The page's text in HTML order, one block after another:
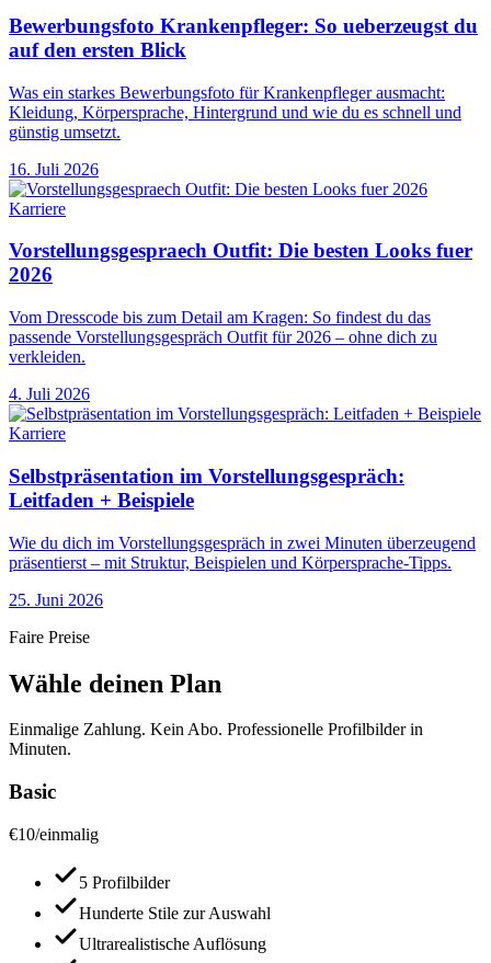
Bewerbungsfoto Krankenpfleger: So ueberzeugst du
auf den ersten Blick
Was ein starkes Bewerbungsfoto für Krankenpfleger ausmacht:
Kleidung, Körpersprache, Hintergrund und wie du es schnell und
günstig umsetzt.
16. Juli 2026
Karriere
Vorstellungsgespraech Outfit: Die besten Looks fuer
2026
Vom Dresscode bis zum Detail am Kragen: So findest du das
passende Vorstellungsgespräch Outfit für 2026 – ohne dich zu
verkleiden.
4. Juli 2026
Karriere
Selbstpräsentation im Vorstellungsgespräch:
Leitfaden + Beispiele
Wie du dich im Vorstellungsgespräch in zwei Minuten überzeugend
präsentierst – mit Struktur, Beispielen und Körpersprache-Tipps.
25. Juni 2026
Faire Preise
Wähle deinen Plan
Einmalige Zahlung. Kein Abo. Professionelle Profilbilder in
Minuten.
Basic
€10/einmalig
5 Profilbilder
Hunderte Stile zur Auswahl
Ultrarealistische Auflösung